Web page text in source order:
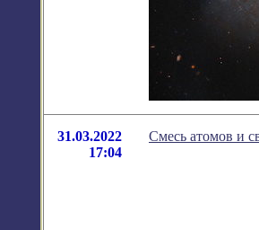
31.03.2022
17:04
Смесь атомов и